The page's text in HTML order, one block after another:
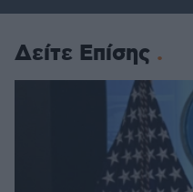
Δείτε Επίσης